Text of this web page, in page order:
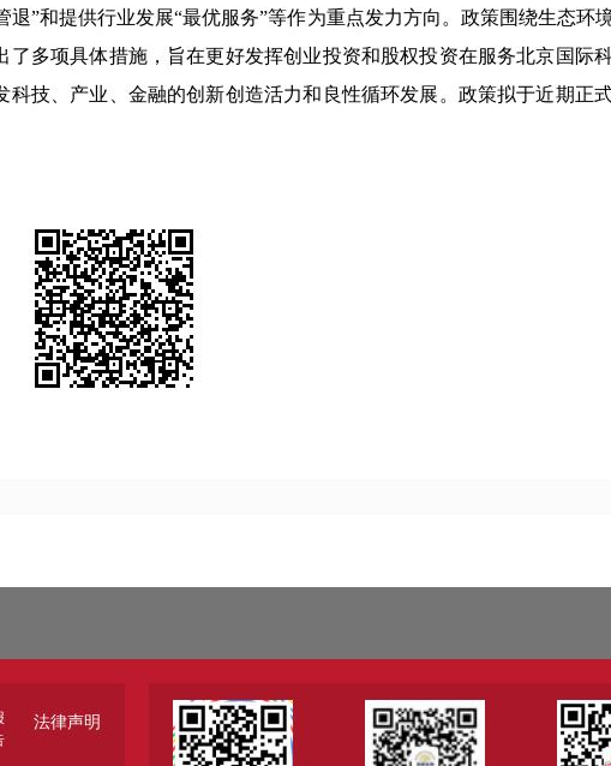
”和提供行业发展“最优服务”等作为重点发力方向。政策围绕生态环
多项具体措施，旨在更好发挥创业投资和股权投资在服务北京国际
技、产业、金融的创新创造活力和良性循环发展。政策拟于近期正
法律声明